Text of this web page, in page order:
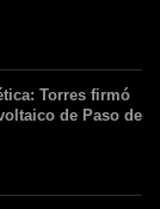
Torres firmó
de Paso de